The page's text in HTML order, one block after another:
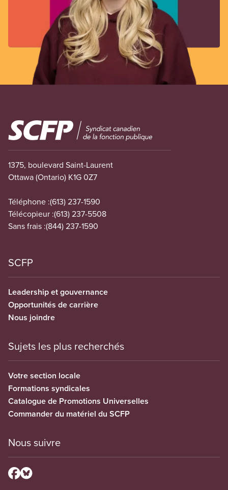
Image
1375, boulevard Saint-Laurent
Ottawa (Ontario) K1G 0Z7
Téléphone :(613) 237-1590
Télécopieur :(613) 237-5508
Sans frais :(844) 237-1590
SCFP
Leadership et gouvernance
Opportunités de carrière
Nous joindre
Sujets les plus recherchés
Votre section locale
Formations syndicales
Catalogue de Promotions Universelles
Commander du matériel du SCFP
Nous suivre